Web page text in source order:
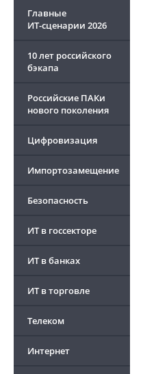
Главные
ИТ-сценарии 2026
10 лет российского
бэкапа
Российские ПАКи
нового поколения
Цифровизация
Импортозамещение
Безопасность
ИТ в госсекторе
ИТ в банках
ИТ в торговле
Телеком
Интернет